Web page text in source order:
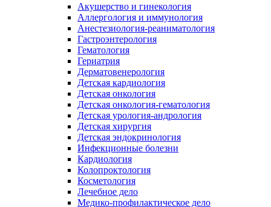
Акушерство и гинекология
Аллергология и иммунология
Анестезиология-реаниматология
Гастроэнтерология
Гематология
Гериатрия
Дерматовенерология
Детская кардиология
Детская онкология
Детская онкология-гематология
Детская урология-андрология
Детская хирургия
Детская эндокринология
Инфекционные болезни
Кардиология
Колопроктология
Косметология
Лечебное дело
Медико-профилактическое дело